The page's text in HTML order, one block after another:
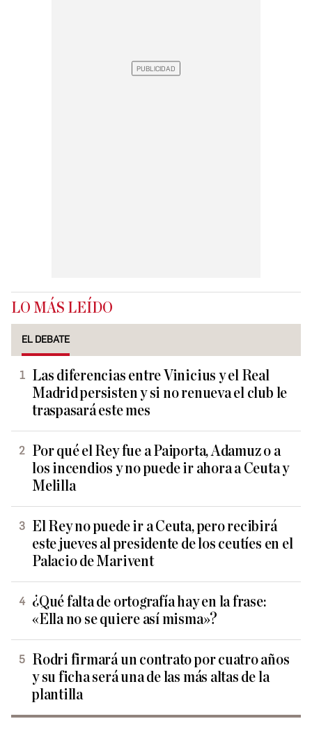
LO MÁS LEÍDO
EL DEBATE
Las diferencias entre Vinicius y el Real
Madrid persisten y si no renueva el club le
traspasará este mes
Por qué el Rey fue a Paiporta, Adamuz o a
los incendios y no puede ir ahora a Ceuta y
Melilla
El Rey no puede ir a Ceuta, pero recibirá
este jueves al presidente de los ceutíes en el
Palacio de Marivent
¿Qué falta de ortografía hay en la frase:
«Ella no se quiere así misma»?
Rodri firmará un contrato por cuatro años
y su ficha será una de las más altas de la
plantilla